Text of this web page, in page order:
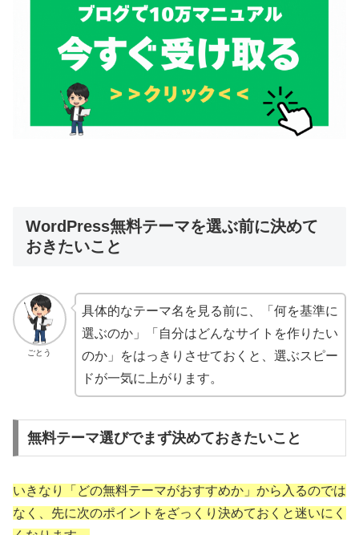
WordPress無料テーマを選ぶ前に決めて
おきたいこと
ごとう
具体的なテーマ名を見る前に、「何を基準に
選ぶのか」「自分はどんなサイトを作りたい
のか」をはっきりさせておくと、選ぶスピー
ドが一気に上がります。
無料テーマ選びでまず決めておきたいこと
いきなり「どの無料テーマがおすすめか」から入るのでは
なく、先に次のポイントをざっくり決めておくと迷いにく